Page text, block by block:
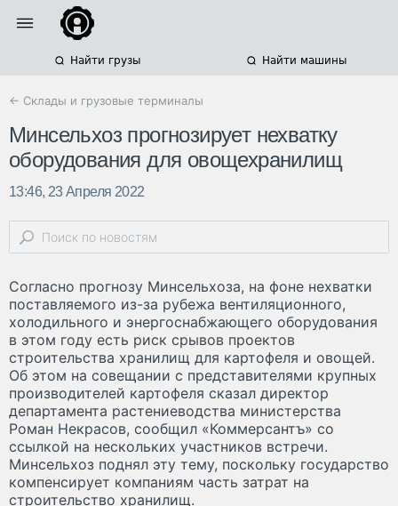
Найти грузы Найти машины
← Склады и грузовые терминалы
Минсельхоз прогнозирует нехватку
оборудования для овощехранилищ
13:46, 23 Апреля 2022
Согласно прогнозу Минсельхоза, на фоне нехватки
поставляемого из-за рубежа вентиляционного,
холодильного и энергоснабжающего оборудования
в этом году есть риск срывов проектов
строительства хранилищ для картофеля и овощей.
Об этом на совещании с представителями крупных
производителей картофеля сказал директор
департамента растениеводства министерства
Роман Некрасов, сообщил «Коммерсантъ» со
ссылкой на нескольких участников встречи.
Минсельхоз поднял эту тему, поскольку государство
компенсирует компаниям часть затрат на
строительство хранилищ.